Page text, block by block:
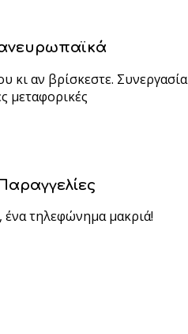
κι αν βρίσκεστε. Συνεργασία
μεταφορικές
ένα τηλεφώνημα μακριά!